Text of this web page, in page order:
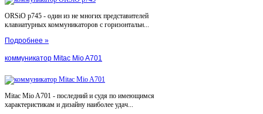
ORSiO p745 - один из не многих представителей
клавиатурных коммуникаторов с горизонтальн...
Подробнее »
коммуникатор Mitac Mio A701
Mitac Mio A701 - последний и судя по имеющимся
характеристикам и дизайну наиболее удач...